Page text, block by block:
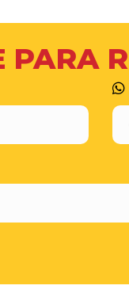
PARA